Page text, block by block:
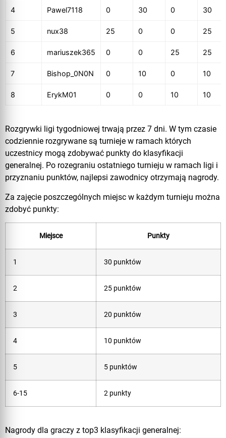
4 Pawel7118 0 30 0 30
5 nux38 25 0 0 25
6 mariuszek365 0 0 25 25
7 Bishop_0N0N 0 10 0 10
8 ErykM01 0 0 10 10
Rozgrywki ligi tygodniowej trwają przez 7 dni. W tym czasie
codziennie rozgrywane są turnieje w ramach których
uczestnicy mogą zdobywać punkty do klasyfikacji
generalnej. Po rozegraniu ostatniego turnieju w ramach ligi i
przyznaniu punktów, najlepsi zawodnicy otrzymają nagrody.
Za zajęcie poszczególnych miejsc w każdym turnieju można
zdobyć punkty:
Miejsce Punkty
1 30 punktów
2 25 punktów
3 20 punktów
4 10 punktów
5 5 punktów
6-15 2 punkty
Nagrody dla graczy z top3 klasyfikacji generalnej: